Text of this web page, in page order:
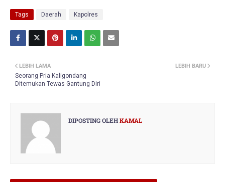
Tags Daerah Kapolres
LEBIH BARU
LEBIH LAMA
Seorang Pria Kaligondang
Ditemukan Tewas Gantung Diri
DIPOSTING OLEHKAMAL